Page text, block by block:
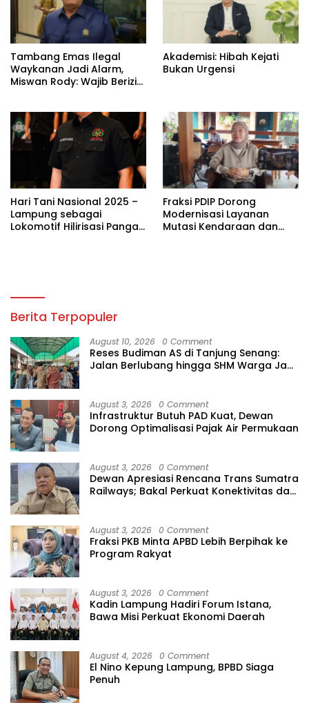
Tambang Emas Ilegal
Waykanan Jadi Alarm,
Miswan Rody: Wajib Berizin
Akademisi: Hibah Kejati
Bukan Urgensi
Hari Tani Nasional 2025 –
Lampung sebagai
Lokomotif Hilirisasi Pangan
Fraksi PDIP Dorong
Modernisasi Layanan
Mutasi Kendaraan dan
Berita Terpopuler
August 10, 2026 0 Comment
Reses Budiman AS di Tanjung Senang:
Jalan Berlubang hingga SHM Warga Jadi
August 3, 2026 0 Comment
Infrastruktur Butuh PAD Kuat, Dewan
Dorong Optimalisasi Pajak Air Permukaan
August 3, 2026 0 Comment
Dewan Apresiasi Rencana Trans Sumatra
Railways; Bakal Perkuat Konektivitas dan
August 3, 2026 0 Comment
Fraksi PKB Minta APBD Lebih Berpihak ke
Program Rakyat
August 3, 2026 0 Comment
Kadin Lampung Hadiri Forum Istana,
Bawa Misi Perkuat Ekonomi Daerah
August 4, 2026 0 Comment
El Nino Kepung Lampung, BPBD Siaga
Penuh